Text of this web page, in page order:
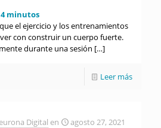
4 minutos
el ejercicio y los entrenamientos
con construir un cuerpo fuerte.
durante una sesión […]
Leer más
Digital en
agosto 27, 2021